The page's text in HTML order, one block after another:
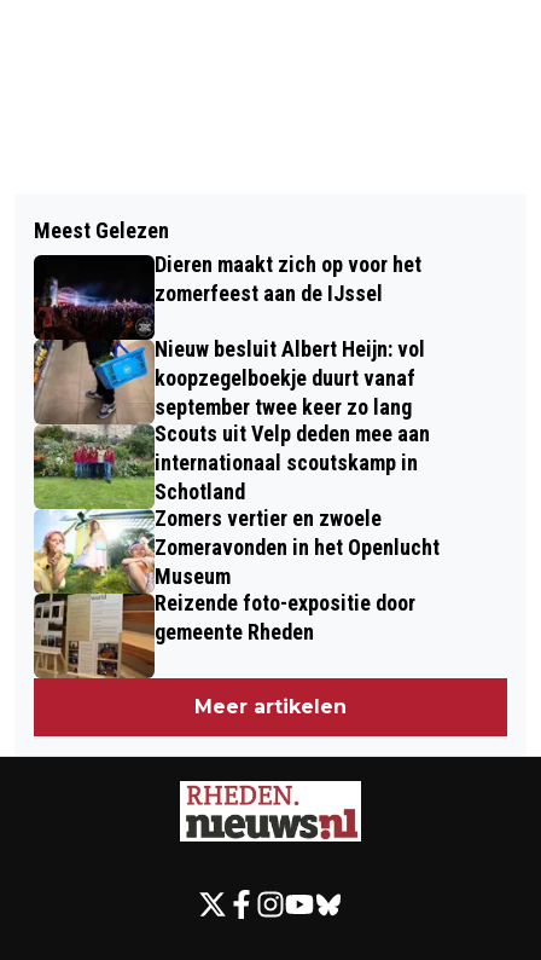
COLUMN ANNE: EEN KRAAMPJE VOOR
ROEMENIË
VELLEPER DONDERDAGEN 2026 MET
LIVE ARTIESTEN
Meest Gelezen
Dieren maakt zich op voor het
zomerfeest aan de IJssel
Nieuw besluit Albert Heijn: vol
koopzegelboekje duurt vanaf
september twee keer zo lang
Scouts uit Velp deden mee aan
internationaal scoutskamp in
Schotland
Zomers vertier en zwoele
Zomeravonden in het Openlucht
Museum
Reizende foto-expositie door
gemeente Rheden
Meer artikelen